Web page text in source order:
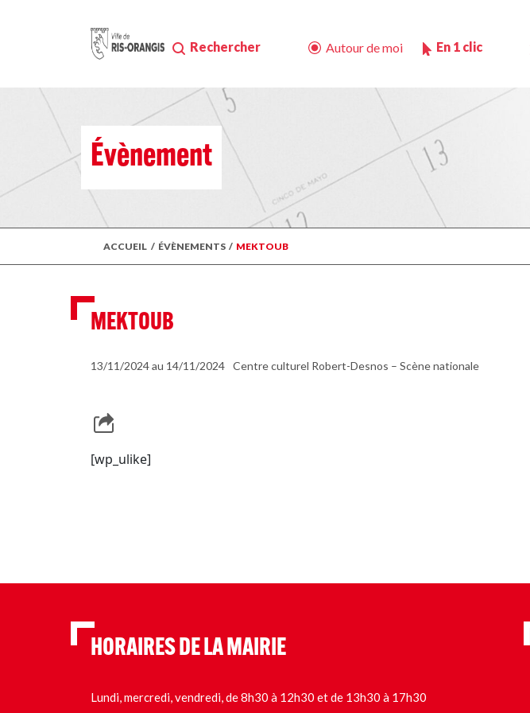
Rechercher Autour de moi En 1 clic
Évènement
ACCUEIL / ÉVÈNEMENTS / MEKTOUB
MEKTOUB
13/11/2024 au 14/11/2024 Centre culturel Robert-Desnos – Scène nationale
[wp_ulike]
HORAIRES DE LA MAIRIE
Lundi, mercredi, vendredi, de 8h30 à 12h30 et de 13h30 à 17h30